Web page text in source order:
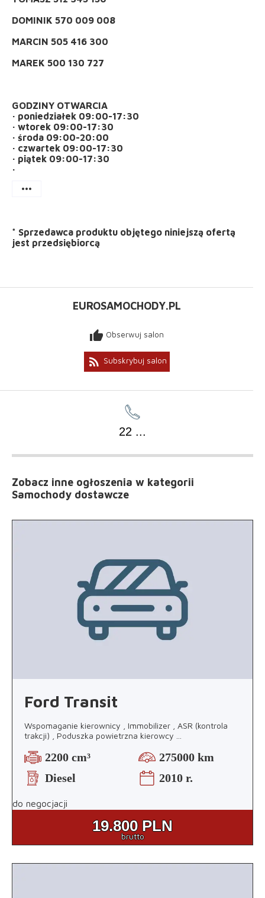
DOMINIK 570 009 008
MARCIN 505 416 300
MAREK 500 130 727
GODZINY OTWARCIA
· poniedziałek 09:00-17:30
· wtorek 09:00-17:30
· środa 09:00-20:00
· czwartek 09:00-17:30
· piątek 09:00-17:30
·
more_horiz
* Sprzedawca produktu objętego niniejszą ofertą
jest przedsiębiorcą
EUROSAMOCHODY.PL
thumb_up Obserwuj salon
rss_feed Subskrybuj salon
22 ...
Zobacz inne ogłoszenia w kategorii
Samochody dostawcze
Ford Transit
Wspomaganie kierownicy , Immobilizer , ASR (kontrola
trakcji) , Poduszka powietrzna kierowcy
2200 cm³
275000 km
Diesel
2010 r.
do negocjacji
19.800 PLN
brutto